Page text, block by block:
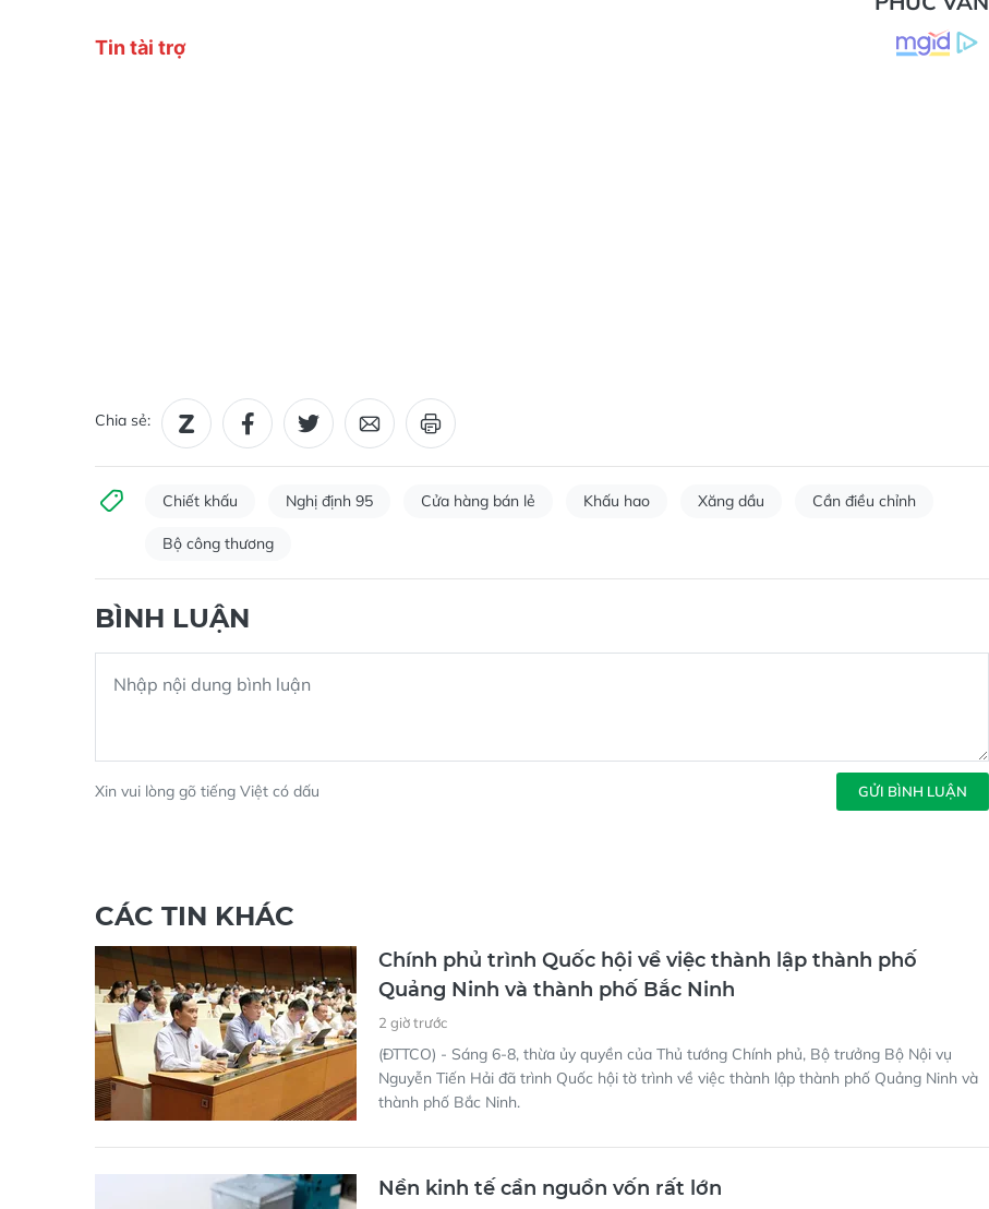
Chia sẻ:
Chiết khấu Nghị định 95 Cửa hàng bán lẻ Khấu hao Xăng dầu Cần điều chỉnh
Bộ công thương
BÌNH LUẬN
Xin vui lòng gõ tiếng Việt có dấu GỬI BÌNH LUẬN
CÁC TIN KHÁC
Chính phủ trình Quốc hội về việc thành lập thành phố
Quảng Ninh và thành phố Bắc Ninh
(ĐTTCO) - Sáng 6-8, thừa ủy quyền của Thủ tướng Chính phủ, Bộ trưởng Bộ Nội vụ
Nguyễn Tiến Hải đã trình Quốc hội tờ trình về việc thành lập thành phố Quảng Ninh và
thành phố Bắc Ninh.
Nền kinh tế cần nguồn vốn rất lớn